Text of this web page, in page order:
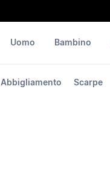
Abbigliamento Scarpe
Uomo Bambino